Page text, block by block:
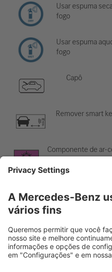
Usar espuma
fogo
Usar espuma
fogo
Capô
Remover smart
Componente de ar-